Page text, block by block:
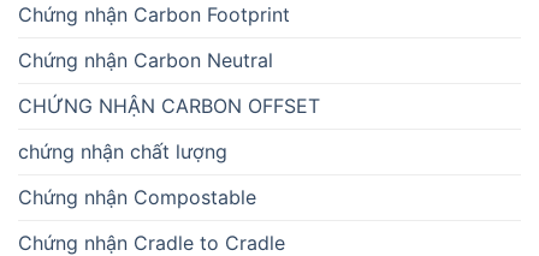
Chứng nhận Carbon Footprint
Chứng nhận Carbon Neutral
CHỨNG NHẬN CARBON OFFSET
chứng nhận chất lượng
Chứng nhận Compostable
Chứng nhận Cradle to Cradle